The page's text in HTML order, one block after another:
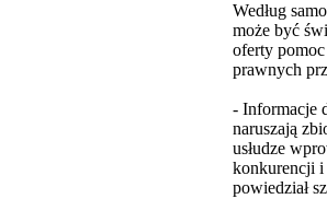
Według
może być
oferty
prawnych
- Informacje
naruszają
usłudze
konkurencji i
powiedział